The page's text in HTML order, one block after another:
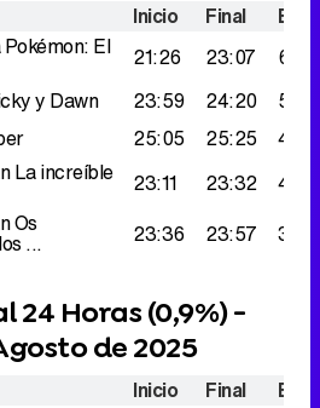
Inicio Final
El 21:26 23:07
y Dawn
23:59 24:20
25:05 25:25
La increíble 23:11 23:32
Os
... 23:36 23:57
24 Horas (0,9%) -
de 2025
Inicio Final